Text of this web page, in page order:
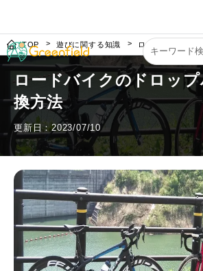
TOP 遊びに関する知識 ロードバイクの
ロードバイクのドロッ
換方法
更新日：2023/07/10